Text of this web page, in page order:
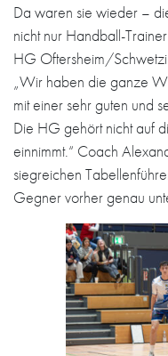
Da waren sie wieder –
nicht nur Handball-
HG Oftersheim/
„Wir haben die ganze
mit einer sehr guten und
Die HG gehört nicht auf
einnimmt.“ Coach
siegreichen
Gegner vorher genau